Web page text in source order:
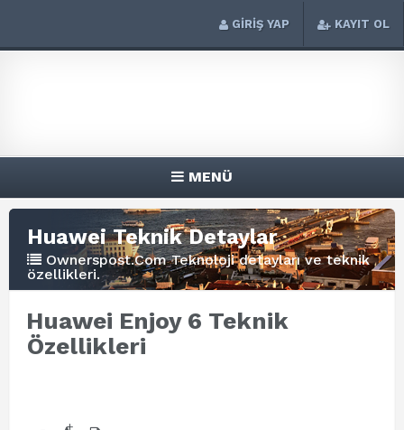
GİRİŞ YAP KAYIT OL
MENÜ
Huawei Teknik Detaylar
Ownerspost.Com Teknoloji detayları ve teknik
özellikleri.
Huawei Enjoy 6 Teknik
Özellikleri
+